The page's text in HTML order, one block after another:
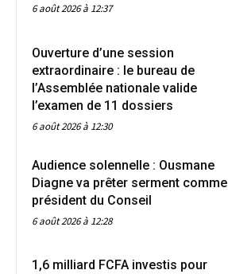
6 août 2026 à 12:37
Ouverture d’une session
extraordinaire : le bureau de
l’Assemblée nationale valide
l’examen de 11 dossiers
6 août 2026 à 12:30
Audience solennelle : Ousmane
Diagne va prêter serment comme
président du Conseil
6 août 2026 à 12:28
1,6 milliard FCFA investis pour